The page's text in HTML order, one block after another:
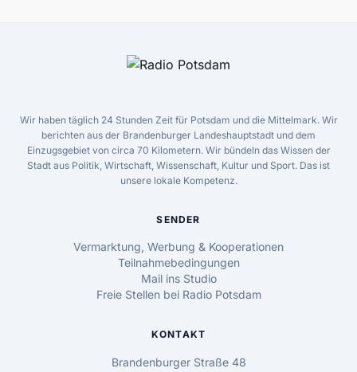
Wir haben täglich 24 Stunden Zeit für Potsdam und die Mittelmark. Wir
berichten aus der Brandenburger Landeshauptstadt und dem
Einzugsgebiet von circa 70 Kilometern. Wir bündeln das Wissen der
Stadt aus Politik, Wirtschaft, Wissenschaft, Kultur und Sport. Das ist
unsere lokale Kompetenz.
SENDER
Vermarktung, Werbung & Kooperationen
Teilnahmebedingungen
Mail ins Studio
Freie Stellen bei Radio Potsdam
KONTAKT
Brandenburger Straße 48